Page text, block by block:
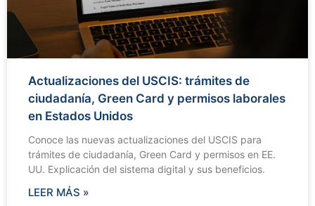
Actualizaciones del USCIS: trámites de
ciudadanía, Green Card y permisos laborales
en Estados Unidos
Conoce las nuevas actualizaciones del USCIS para
trámites de ciudadanía, Green Card y permisos en EE.
UU. Explicación del sistema digital y sus beneficios.
LEER MÁS »